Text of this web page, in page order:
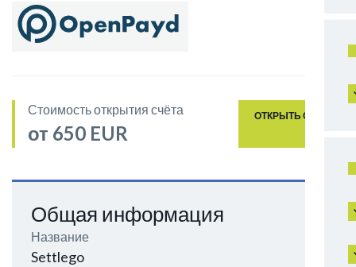
Стоимость открытия счёта
от 650 EUR
ОТКРЫТЬ СЧЁТ
Общая информация
Название
Settlego